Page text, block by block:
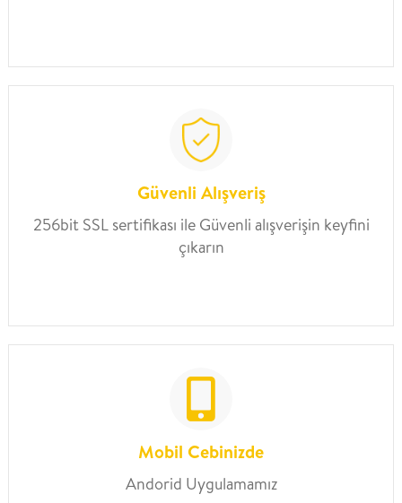
Güvenli Alışveriş
256bit SSL sertifikası ile Güvenli alışverişin keyfini
çıkarın
Mobil Cebinizde
Andorid Uygulamamız